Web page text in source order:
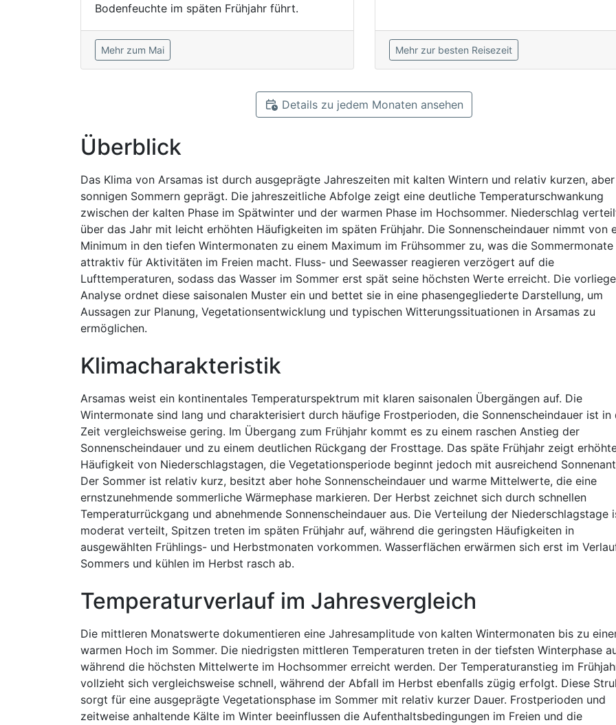
Bodenfeuchte im späten Frühjahr führt.
Mehr zum Mai Mehr zur besten Reisezeit
Details zu jedem Monaten ansehen
Überblick
Das Klima von Arsamas ist durch ausgeprägte Jahreszeiten mit kalten Wintern und relativ kurzen, aber
sonnigen Sommern geprägt. Die jahreszeitliche Abfolge zeigt eine deutliche Temperaturschwankung
zwischen der kalten Phase im Spätwinter und der warmen Phase im Hochsommer. Niederschlag
über das Jahr mit leicht erhöhten Häufigkeiten im späten Frühjahr. Die Sonnenscheindauer nimmt von
Minimum in den tiefen Wintermonaten zu einem Maximum im Frühsommer zu, was die Sommermonate
attraktiv für Aktivitäten im Freien macht. Fluss- und Seewasser reagieren verzögert auf die
Lufttemperaturen, sodass das Wasser im Sommer erst spät seine höchsten Werte erreicht. Die
Analyse ordnet diese saisonalen Muster ein und bettet sie in eine phasengegliederte Darstellung, um
Aussagen zur Planung, Vegetationsentwicklung und typischen Witterungssituationen in Arsamas zu
ermöglichen.
Klimacharakteristik
Arsamas weist ein kontinentales Temperaturspektrum mit klaren saisonalen Übergängen auf. Die
Wintermonate sind lang und charakterisiert durch häufige Frostperioden, die Sonnenscheindauer ist in
Zeit vergleichsweise gering. Im Übergang zum Frühjahr kommt es zu einem raschen Anstieg der
Sonnenscheindauer und zu einem deutlichen Rückgang der Frosttage. Das späte Frühjahr zeigt
Häufigkeit von Niederschlagstagen, die Vegetationsperiode beginnt jedoch mit ausreichend
Der Sommer ist relativ kurz, besitzt aber hohe Sonnenscheindauer und warme Mittelwerte, die eine
ernstzunehmende sommerliche Wärmephase markieren. Der Herbst zeichnet sich durch schnellen
Temperaturrückgang und abnehmende Sonnenscheindauer aus. Die Verteilung der Niederschlagstage
moderat verteilt, Spitzen treten im späten Frühjahr auf, während die geringsten Häufigkeiten in
ausgewählten Frühlings- und Herbstmonaten vorkommen. Wasserflächen erwärmen sich erst im
Sommers und kühlen im Herbst rasch ab.
Temperaturverlauf im Jahresvergleich
Die mittleren Monatswerte dokumentieren eine Jahresamplitude von kalten Wintermonaten bis zu
warmen Hoch im Sommer. Die niedrigsten mittleren Temperaturen treten in der tiefsten Winterphase
während die höchsten Mittelwerte im Hochsommer erreicht werden. Der Temperaturanstieg im
vollzieht sich vergleichsweise schnell, während der Abfall im Herbst ebenfalls zügig erfolgt. Diese
sorgt für eine ausgeprägte Vegetationsphase im Sommer mit relativ kurzer Dauer. Frostperioden und
zeitweise anhaltende Kälte im Winter beeinflussen die Aufenthaltsbedingungen im Freien und die